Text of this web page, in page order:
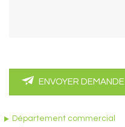
ENVOYER DEMANDE
Département commercial